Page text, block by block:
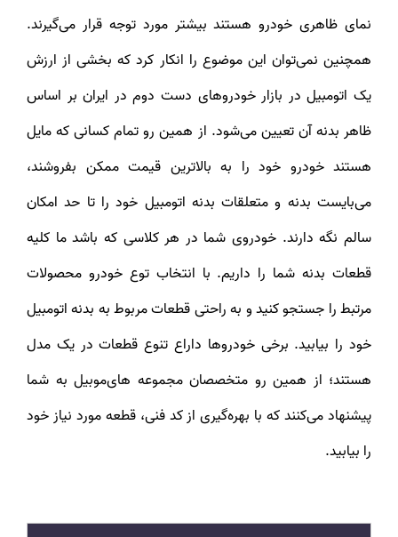
نمای ظاهری خودرو هستند بیشتر مورد توجه قرار می‌گیرند.
همچنین نمی‌توان این موضوع را انکار کرد که بخشی از ارزش
یک اتومبیل در بازار خودروهای دست دوم در ایران بر اساس
ظاهر بدنه آن تعیین می‌شود. از همین رو تمام کسانی که مایل
هستند خودرو خود را به بالاترین قیمت ممکن بفروشند،
می‌بایست بدنه و متعلقات بدنه اتومبیل خود را تا حد امکان
سالم نگه دارند. خودروی شما در هر کلاسی که باشد ما کلیه
قطعات بدنه شما را داریم. با انتخاب توع خودرو محصولات
مرتبط را جستجو کنید و به راحتی قطعات مربوط به بدنه اتومبیل
خود را بیابید. برخی خودروها داراع تنوع قطعات در یک مدل
هستند؛ از همین رو متخصصان مجموعه های‌موبیل به شما
پیشنهاد می‌کنند که با بهره‌گیری از کد فنی، قطعه مورد نیاز خود
را بیابید.